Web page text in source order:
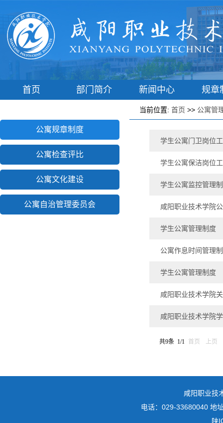
首页 部门简介 新闻中心
规章
学子港湾 学生风
公寓规章制度
公寓检查评比
公寓文化建设
公寓自治管理委员会
当前位置: 首页 >> 公寓管
学生公寓门卫岗位
学生公寓保洁岗位
学生公寓监控管理
咸阳职业技术学院
学生公寓管理制度
公寓作息时间管理
学生公寓管理制度
咸阳职业技术学院
咸阳职业技术学院
共9条 1/1 首页 上页
咸阳职业技
电话：029-33680040 地
陕